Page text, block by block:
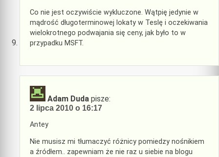
Co nie jest oczywiście wykluczone. Wątpię jedynie w
mądrość długoterminowej lokaty w Teslę i oczekiwania
wielokrotnego podwajania się ceny, jak było to w
przypadku MSFT.
Adam Duda pisze:
2 lipca 2010 o 16:17
Antey
Nie musisz mi tłumaczyć różnicy pomiedzy nośnikiem
a źródłem.. zapewniam że nie raz u siebie na blogu